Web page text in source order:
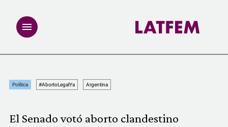
MULTIMEDIA
Política #AbortoLegalYa Argentina
El Senado votó aborto clandestino